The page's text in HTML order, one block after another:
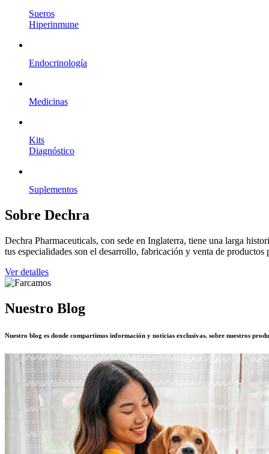
Sueros
Hiperinmune
Endocrinología
Medicinas
Kits
Diagnóstico
Suplementos
Sobre Dechra
Dechra Pharmaceuticals, con sede en Inglaterra, tiene una larga
tus especialidades son el desarrollo, fabricación y venta de
Ver detalles
Nuestro Blog
Nuestro blog es donde compartimos información y noticias exclusivas. sobre nuestros